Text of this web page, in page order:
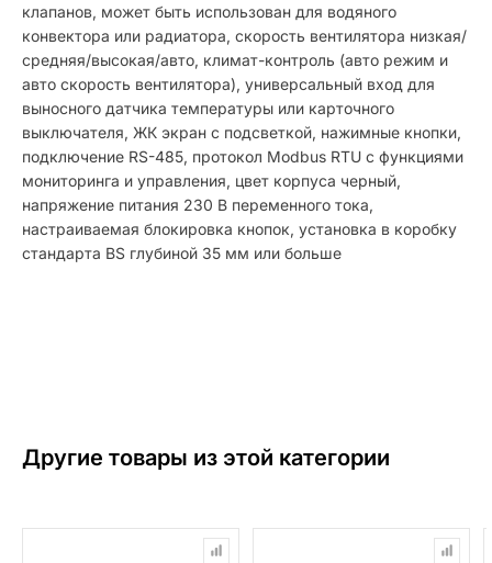
клапанов, может быть использован для водяного
конвектора или радиатора, скорость вентилятора низкая/
средняя/высокая/авто, климат-контроль (авто режим и
авто скорость вентилятора), универсальный вход для
выносного датчика температуры или карточного
выключателя, ЖК экран с подсветкой, нажимные кнопки,
подключение RS-485, протокол Modbus RTU с функциями
мониторинга и управления, цвет корпуса черный,
напряжение питания 230 В переменного тока,
настраиваемая блокировка кнопок, установка в коробку
стандарта BS глубиной 35 мм или больше
Другие товары из этой категории